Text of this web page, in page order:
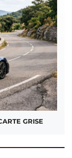
GRISE